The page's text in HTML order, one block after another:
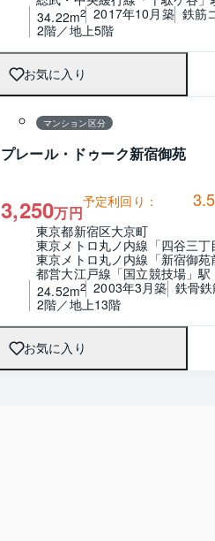
34.22m2 2017年10月築 鉄筋
2階／地上5階
お気に入り
マンション区分
プレール・ドゥーク新宿御苑
3,250万円
予定利回り：
東京都新宿区大京町
東京メトロ丸ノ内線「四谷三
東京メトロ丸ノ内線「新宿御
都営大江戸線「国立競技場」
24.52m2 2003年3月築 鉄骨
2階／地上13階
お気に入り